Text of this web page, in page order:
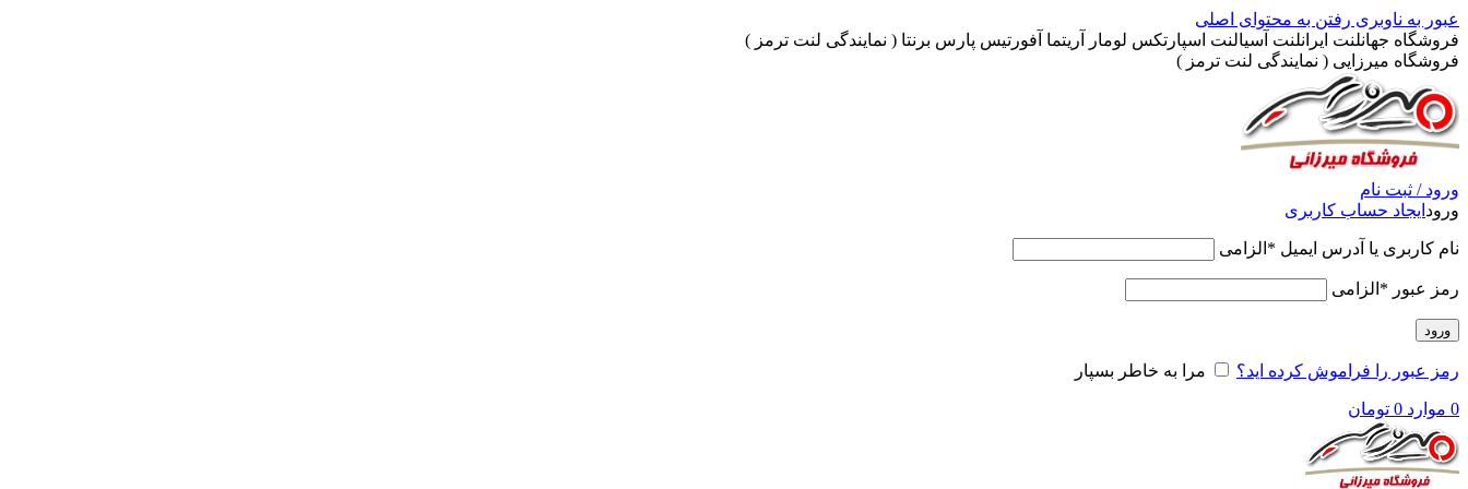
عبور به ناوبری رفتن به محتوای اصلی
فروشگاه جهانلنت ایرانلنت آسیالنت اسپارتکس لومار آریتما آفورتیس پارس برنتا ( نمایندگی لنت ترمز )
فروشگاه میرزایی ( نمایندگی لنت ترمز )
ورود / ثبت نام
ورود ایجاد حساب کاربری
نام کاربری یا آدرس ایمیل * الزامی
رمز عبور * الزامی
ورود
رمز عبور را فراموش کرده اید؟ مرا به خاطر بسپار
0 موارد 0 تومان